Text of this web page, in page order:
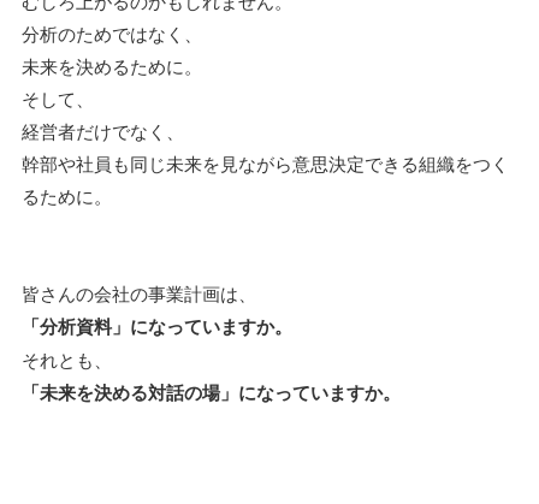
分析のためではなく、
未来を決めるために。
そして、
経営者だけでなく、
幹部や社員も同じ未来を見ながら意思決定できる組織をつく
るために。
皆さんの会社の事業計画は、
「分析資料」になっていますか。
それとも、
「未来を決める対話の場」になっていますか。